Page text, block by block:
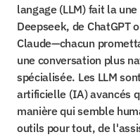
langage (LLM) fait la
Deepseek, de ChatGPT
Claude—chacun
une conversation plus
spécialisée. Les LLM
artificielle (IA) avancés
manière qui semble
outils pour tout, de